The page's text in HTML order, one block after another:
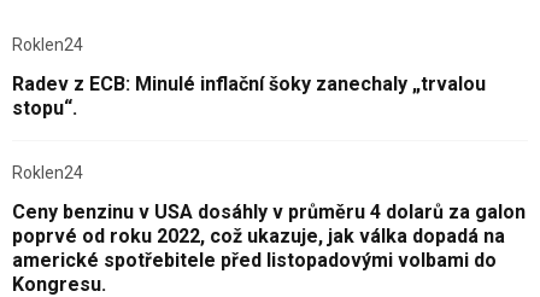
Roklen24
Radev z ECB: Minulé inflační šoky zanechaly „trvalou
stopu“.
Roklen24
Ceny benzinu v USA dosáhly v průměru 4 dolarů za galon
poprvé od roku 2022, což ukazuje, jak válka dopadá na
americké spotřebitele před listopadovými volbami do
Kongresu.